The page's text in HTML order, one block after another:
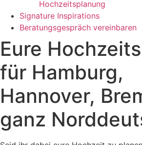
Hochzeitsplanung
Signature Inspirations
Beratungsgespräch vereinbaren
Eure
für Hamburg,
Hannover,
ganz